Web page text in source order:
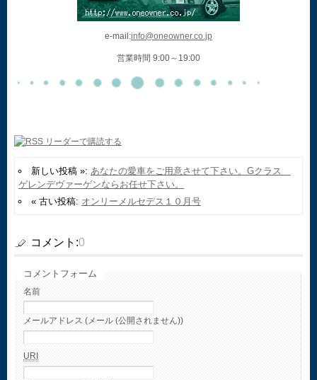
e-mail:info@oneowner.co.jp
営業時間 9:00～19:00
新しい投稿 »: あなたの愛車をご用意させて下さい。Gクラス
ゲレンデヴァーゲンならお任せ下さい。
« 古い投稿: オンリーメルセデス１０月号
コメント:0
コメントフォーム
名前
メールアドレス (メール (公開されません))
URI